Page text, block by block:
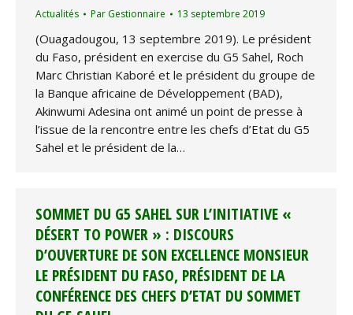
Actualités Par Gestionnaire 13 septembre 2019
(Ouagadougou, 13 septembre 2019). Le président
du Faso, président en exercise du G5 Sahel, Roch
Marc Christian Kaboré et le président du groupe de
la Banque africaine de Développement (BAD),
Akinwumi Adesina ont animé un point de presse à
l’issue de la rencontre entre les chefs d’Etat du G5
Sahel et le président de la…
SOMMET DU G5 SAHEL SUR L’INITIATIVE «
DÉSERT TO POWER » : DISCOURS
D’OUVERTURE DE SON EXCELLENCE MONSIEUR
LE PRÉSIDENT DU FASO, PRÉSIDENT DE LA
CONFÉRENCE DES CHEFS D’ETAT DU SOMMET